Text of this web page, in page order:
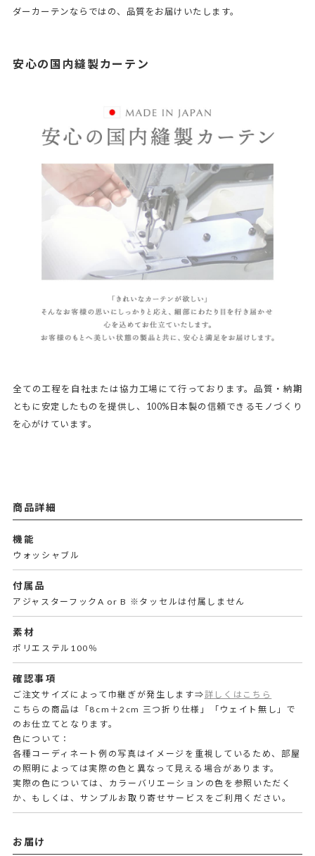
ダーカーテンならではの、品質をお届けいたします。
安心の国内縫製カーテン
全ての工程を自社または協力工場にて行っております。品質・納期
ともに安定したものを提供し、100%日本製の信頼できるモノづくり
を心がけています。
商品詳細
機能
ウォッシャブル
付属品
アジャスターフックA or B ※タッセルは付属しません
素材
ポリエステル100％
確認事項
ご注文サイズによって巾継ぎが発生します⇒詳しくはこちら
こちらの商品は「8cm＋2cm 三つ折り仕様」「ウェイト無し」で
のお仕立てとなります。
色について：
各種コーディネート例の写真はイメージを重視しているため、部屋
の照明によっては実際の色と異なって見える場合があります。
実際の色については、カラーバリエーションの色を参照いただく
か、もしくは、サンプルお取り寄せサービスをご利用ください。
お届け